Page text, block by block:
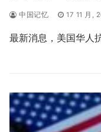
中国记忆 17 11 月,
最新消息，美国华人